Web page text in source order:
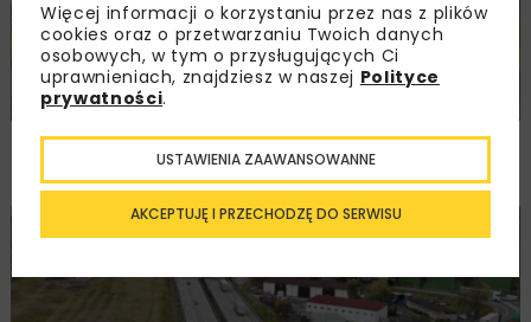
Rozbudowa DW450 między Mirkowem
a Wieruszowem z dofinansowaniem UE
DROGI INWESTYCJE WIADOMOŚCI
Więcej informacji o korzystaniu przez nas z plików
cookies oraz o przetwarzaniu Twoich danych
osobowych, w tym o przysługujących Ci
uprawnieniach, znajdziesz w naszej Polityce
prywatności.
AKCEPTUJĘ I PRZECHODZĘ DO SERWISU
USTAWIENIA ZAAWANSOWANNE